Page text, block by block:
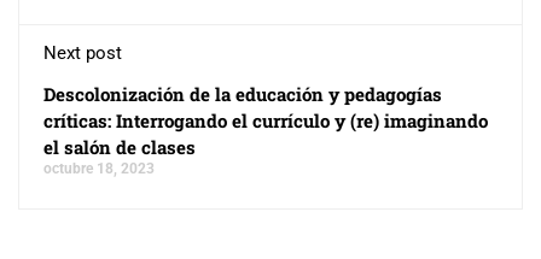
Next post
Descolonización de la educación y pedagogías
críticas: Interrogando el currículo y (re) imaginando
el salón de clases
octubre 18, 2023